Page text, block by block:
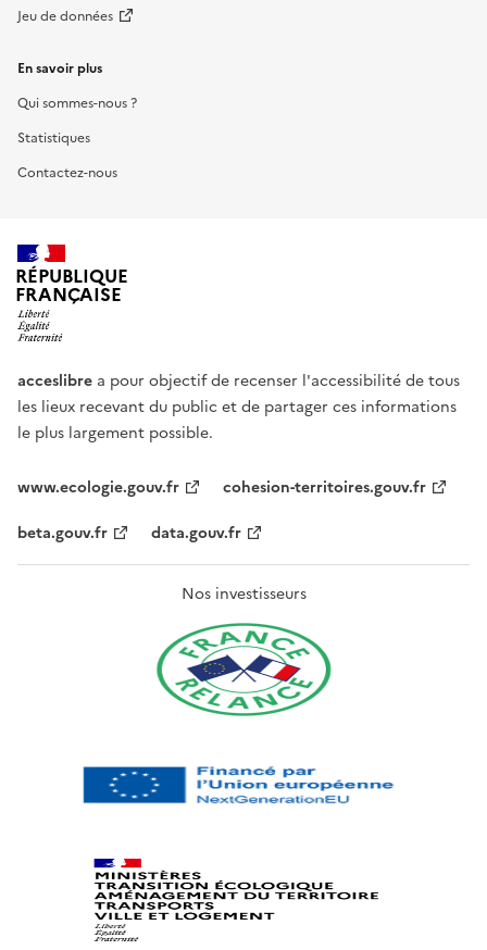
Jeu de données
En savoir plus
Qui sommes-nous ?
Statistiques
Contactez-nous
RÉPUBLIQUE
FRANÇAISE
acceslibre a pour objectif de recenser l'accessibilité de tous
les lieux recevant du public et de partager ces informations
le plus largement possible.
www.ecologie.gouv.fr
cohesion-territoires.gouv.fr
beta.gouv.fr
data.gouv.fr
Nos investisseurs